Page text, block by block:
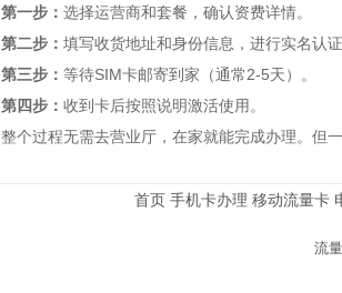
第一步： 选择运营商和套餐，确认资费详情。
第二步： 填写收货地址和身份信息，进行实名认
第三步： 等待SIM卡邮寄到家（通常2-5天）。
第四步： 收到卡后按照说明激活使用。
整个过程无需去营业厅，在家就能完成办理。但
首页 手机卡办理 移动流量卡
流